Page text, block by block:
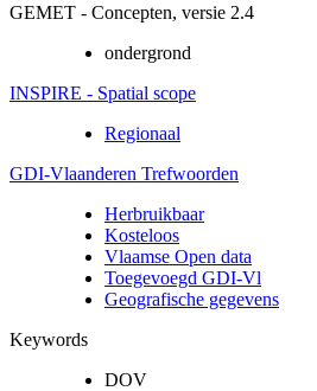
GEMET - Concepten, versie 2.4
ondergrond
INSPIRE - Spatial scope
Regionaal
GDI-Vlaanderen Trefwoorden
Herbruikbaar
Kosteloos
Vlaamse Open data
Toegevoegd GDI-Vl
Geografische gegevens
Keywords
DOV